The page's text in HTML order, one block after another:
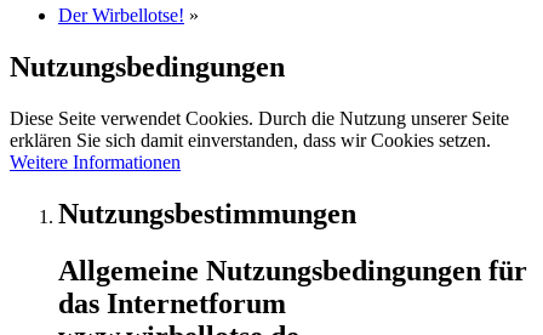
Der Wirbellotse! »
Nutzungsbedingungen
Diese Seite verwendet Cookies. Durch die Nutzung unserer Seite
erklären Sie sich damit einverstanden, dass wir Cookies setzen.
Weitere Informationen
Nutzungsbestimmungen
Allgemeine Nutzungsbedingungen für
das Internetforum